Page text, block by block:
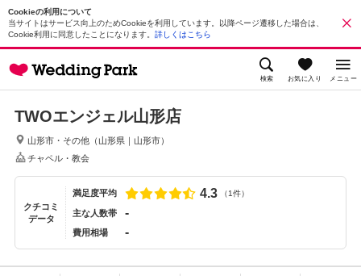
Cookieの利用について
当サイトはサービス向上のためCookieを利用しています。以降ページ遷移した場合は、
Cookie利用に同意したことになります。 詳しくはこちら
検索 お気に入り メニュー
TWOエンジェル山形店
山形市・その他 （ 山形県 ｜ 山形市）
チャペル・教会
クチコミ
データ
満足度平均 4.3 （1件）
主な人数帯 -
費用相場 -